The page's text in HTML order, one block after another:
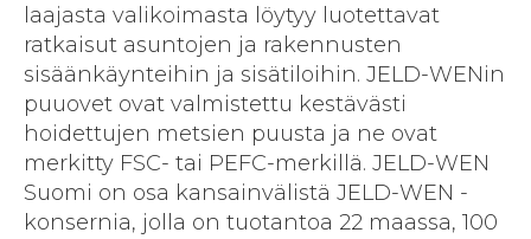
laajasta valikoimasta löytyy luotettavat
ratkaisut asuntojen ja rakennusten
sisäänkäynteihin ja sisätiloihin. JELD-WENin
puuovet ovat valmistettu kestävästi
hoidettujen metsien puusta ja ne ovat
merkitty FSC- tai PEFC-merkillä. JELD-WEN
Suomi on osa kansainvälistä JELD-WEN -
konsernia, jolla on tuotantoa 22 maassa, 100